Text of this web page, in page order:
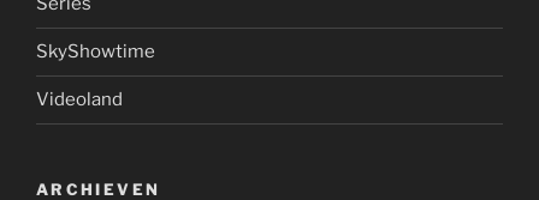
SkyShowtime
Videoland
ARCHIEVEN